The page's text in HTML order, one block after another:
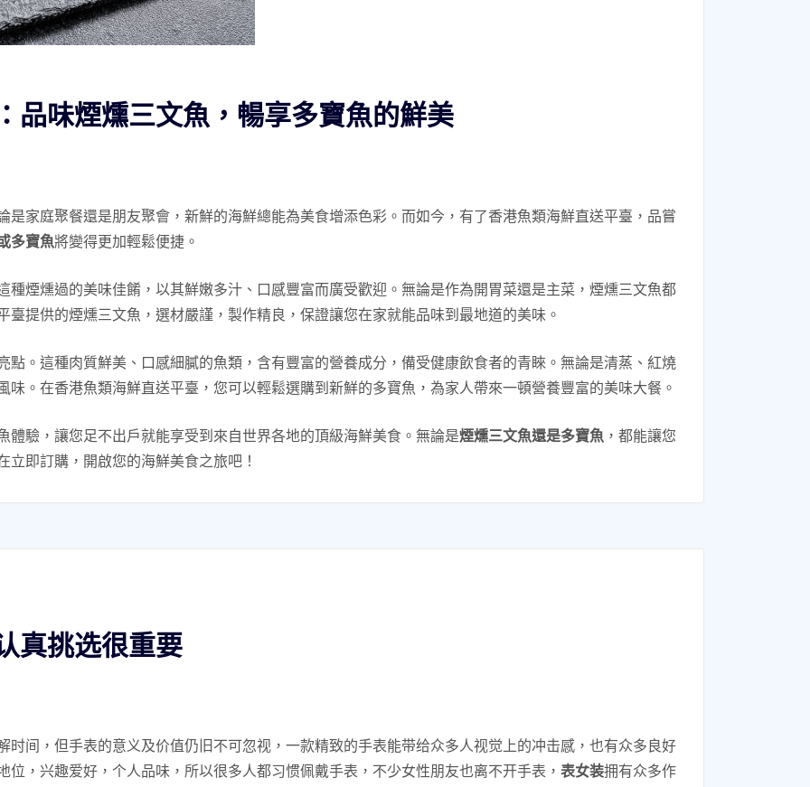
品味煙燻三文魚，暢享多寶魚的鮮美
是家庭聚餐還是朋友聚會，新鮮的海鮮總能為美食增添色彩。而如今，有了香港魚類海鮮直送平臺，品嘗
多寶魚將變得更加輕鬆便捷。
種煙燻過的美味佳餚，以其鮮嫩多汁、口感豐富而廣受歡迎。無論是作為開胃菜還是主菜，煙燻三文魚都
提供的煙燻三文魚，選材嚴謹，製作精良，保證讓您在家就能品味到最地道的美味。
點。這種肉質鮮美、口感細膩的魚類，含有豐富的營養成分，備受健康飲食者的青睞。無論是清蒸、紅燒
。在香港魚類海鮮直送平臺，您可以輕鬆選購到新鮮的多寶魚，為家人帶來一頓營養豐富的美味大餐。
體驗，讓您足不出戶就能享受到來自世界各地的頂級海鮮美食。無論是煙燻三文魚還是多寶魚 ，都能讓您
即訂購，開啟您的海鮮美食之旅吧！
真挑选很重要
时间，但手表的意义及价值仍旧不可忽视，一款精致的手表能带给众多人视觉上的冲击感，也有众多良好
，兴趣爱好，个人品味，所以很多人都习惯佩戴手表，不少女性朋友也离不开手表， 表女装拥有众多作